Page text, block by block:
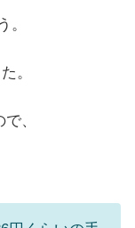
。
。
、